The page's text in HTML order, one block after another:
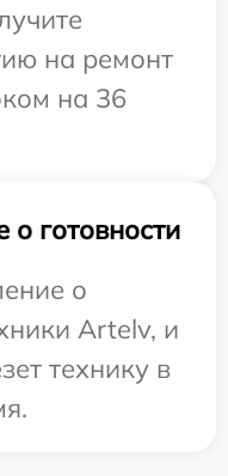
на ремонт
на 36
готовности
о
Artelv, и
технику в